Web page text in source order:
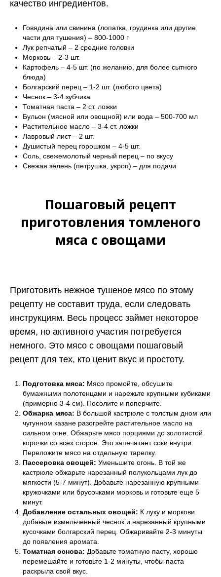
качество ингредиентов.
Говядина или свинина (лопатка, грудинка или другие
части для тушения) – 800-1000 г
Лук репчатый – 2 средние головки
Морковь – 2-3 шт.
Картофель – 4-5 шт. (по желанию, для более сытного
блюда)
Болгарский перец – 1-2 шт. (любого цвета)
Чеснок – 3-4 зубчика
Томатная паста – 2 ст. ложки
Бульон (мясной или овощной) или вода – 500-700 мл
Растительное масло – 3-4 ст. ложки
Лавровый лист – 2 шт.
Душистый перец горошком – 4-5 шт.
Соль, свежемолотый черный перец – по вкусу
Свежая зелень (петрушка, укроп) – для подачи
Пошаговый рецепт
приготовления томленого
мяса с овощами
Приготовить нежное тушеное мясо по этому
рецепту не составит труда, если следовать
инструкциям. Весь процесс займет некоторое
время, но активного участия потребуется
немного. Это мясо с овощами пошаговый
рецепт для тех, кто ценит вкус и простоту.
Подготовка мяса: Мясо промойте, обсушите
бумажными полотенцами и нарежьте крупными кубиками
(примерно 3-4 см). Посолите и поперчите.
Обжарка мяса: В большой кастрюле с толстым дном или
чугунном казане разогрейте растительное масло на
сильном огне. Обжарьте мясо порциями до золотистой
корочки со всех сторон. Это запечатает соки внутри.
Переложите мясо на отдельную тарелку.
Пассеровка овощей: Уменьшите огонь. В той же
кастрюле обжарьте нарезанный полукольцами лук до
мягкости (5-7 минут). Добавьте нарезанную крупными
кружочками или брусочками морковь и готовьте еще 5
минут.
Добавление остальных овощей: К луку и моркови
добавьте измельченный чеснок и нарезанный крупными
кусочками болгарский перец. Обжаривайте 2-3 минуты
до появления аромата.
Томатная основа: Добавьте томатную пасту, хорошо
перемешайте и готовьте 1-2 минуты, чтобы паста
раскрыла свой вкус.